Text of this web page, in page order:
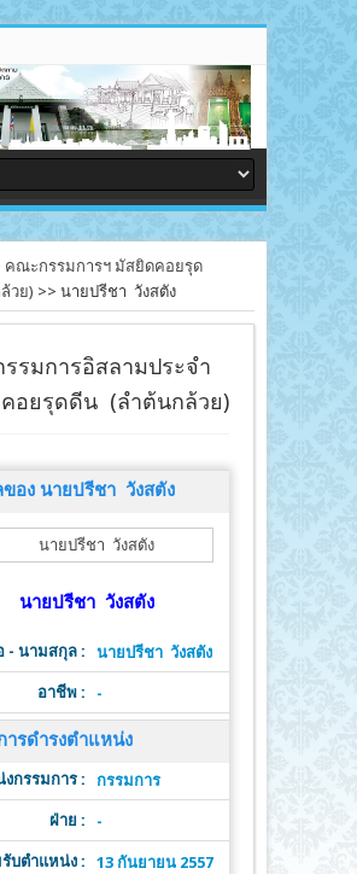
คณะกรรมการฯ มัสยิดคอยรุด
วย) >> นายปรีชา วังสตัง
รมการอิสลามประจำ
อยรุดดีน (ลำต้นกล้วย)
อง นายปรีชา วังสตัง
นายปรีชา วังสตัง
- นามสกุล : นายปรีชา วังสตัง
อาชีพ : -
ารดำรงตำแหน่ง
งกรรมการ : กรรมการ
ฝ่าย : -
รับตำแหน่ง : 13 กันยายน 2557